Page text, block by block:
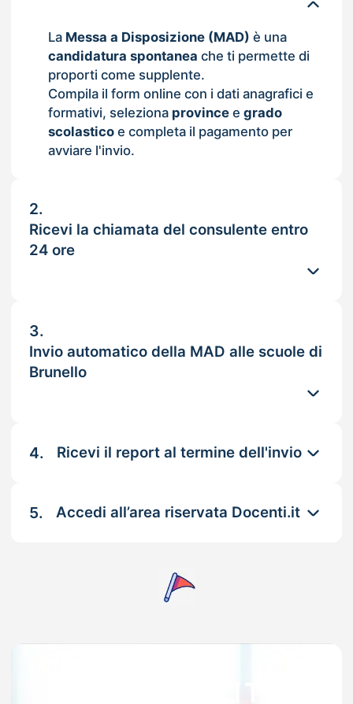
La Messa a Disposizione (MAD) è una
candidatura spontanea che ti permette di
proporti come supplente.
Compila il form online con i dati anagrafici e
formativi, seleziona provincee grado
scolasticoe completa il pagamento per
avviare l'invio.
2.
Ricevi la chiamata del consulente entro
24 ore
3.
Invio automatico della MAD alle scuole di
Brunello
4. Ricevi il report al termine dell'invio
5. Accedi all’area riservata Docenti.it